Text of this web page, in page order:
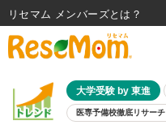
大学受験 by 東進
医専予備校徹底リサーチ
リセマム メンバーズ